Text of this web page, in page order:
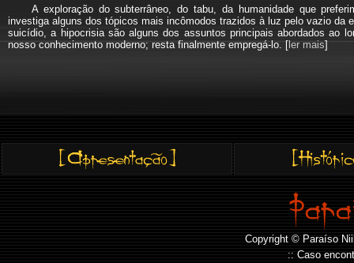
A exploração do subterrâneo, do tabu, da humanidade que
investiga alguns dos tópicos mais incômodos trazidos à luz pelo vazio da
suicídio, a hipocrisia são alguns dos assuntos principais abordados ao
nosso conhecimento moderno; resta finalmente empregá-lo. [ler mais]
Copyright © Paraíso
:: Caso